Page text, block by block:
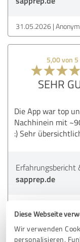
Diese Webseite
Wir verwenden
personalisieren,
31.05.2026 Anonym
5,00 von 5
SEHR
Die App war top
Nachhinein mit
:) Sehr
Erfahrungsbericht
sapprep.de
5,00 von 5